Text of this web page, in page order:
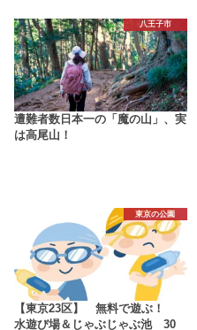
八王子市
遭難者数日本一の「魔の山」、実
は高尾山！
東京の公園
【東京23区】 無料で遊ぶ！
水遊び場＆じゃぶじゃぶ池 30